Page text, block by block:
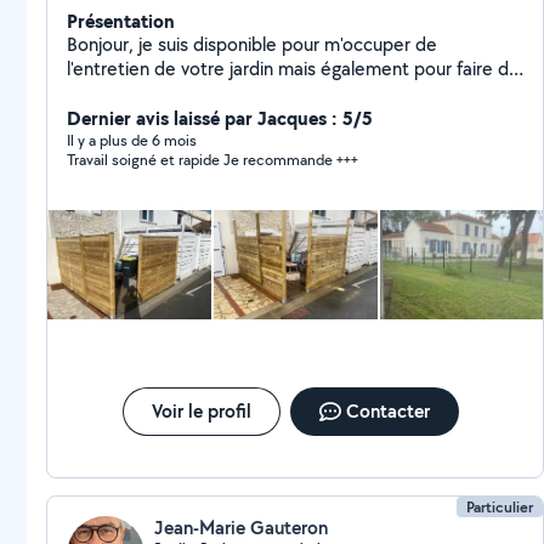
Présentation
Bonjour, je suis disponible pour m'occuper de
l'entretien de votre jardin mais également pour faire de
disponible pour effectuer des petits travaux. N'hésitez
Dernier avis laissé par Jacques : 5/5
Il y a plus de 6 mois
Travail soigné et rapide Je recommande +++
Voir le profil Contacter
Particulier
Jean-Marie Gauteron